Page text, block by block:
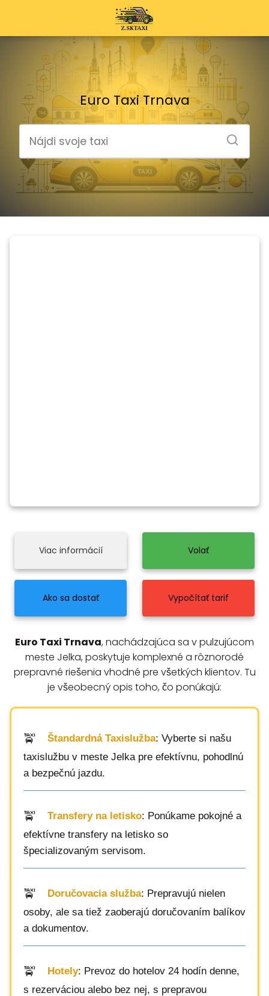
Euro Taxi Trnava
Viac informácií Volať
Ako sa dostať Vypočítať tarif
Euro Taxi Trnava, nachádzajúca sa v pulzujúcom
meste Jelka, poskytuje komplexné a rôznorodé
prepravné riešenia vhodné pre všetkých klientov. Tu
je všeobecný opis toho, čo ponúkajú:
Štandardná Taxislužba: Vyberte si našu
taxislužbu v meste Jelka pre efektívnu, pohodlnú
a bezpečnú jazdu.
Transfery na letisko: Ponúkame pokojné a
efektívne transfery na letisko so
špecializovaným servisom.
Doručovacia služba: Prepravujú nielen
osoby, ale sa tiež zaoberajú doručovaním balíkov
a dokumentov.
Hotely: Prevoz do hotelov 24 hodín denne,
s rezerváciou alebo bez nej, s prepravou